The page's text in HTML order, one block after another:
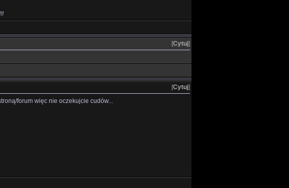
[Cytuj]
[Cytuj]
forum więc nie oczekujcie cudów...